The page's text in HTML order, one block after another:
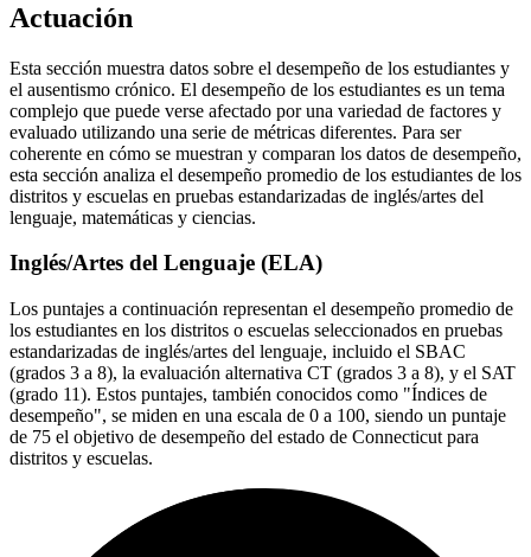
Actuación
Esta sección muestra datos sobre el desempeño de los estudiantes y
el ausentismo crónico. El desempeño de los estudiantes es un tema
complejo que puede verse afectado por una variedad de factores y
evaluado utilizando una serie de métricas diferentes. Para ser
coherente en cómo se muestran y comparan los datos de desempeño,
esta sección analiza el desempeño promedio de los estudiantes de los
distritos y escuelas en pruebas estandarizadas de inglés/artes del
lenguaje, matemáticas y ciencias.
Inglés/Artes del Lenguaje (ELA)
Los puntajes a continuación representan el desempeño promedio de
los estudiantes en los distritos o escuelas seleccionados en pruebas
estandarizadas de inglés/artes del lenguaje, incluido el SBAC
(grados 3 a 8), la evaluación alternativa CT (grados 3 a 8), y el SAT
(grado 11). Estos puntajes, también conocidos como "Índices de
desempeño", se miden en una escala de 0 a 100, siendo un puntaje
de 75 el objetivo de desempeño del estado de Connecticut para
distritos y escuelas.